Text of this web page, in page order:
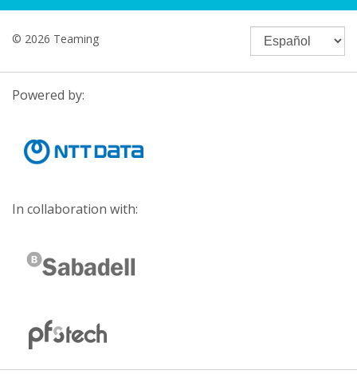
© 2026 Teaming
Powered by:
In collaboration with: